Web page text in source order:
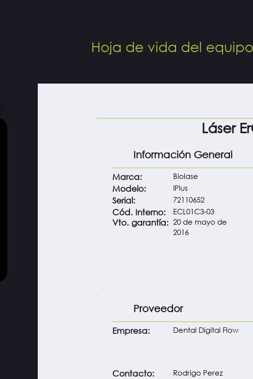
Hoja de vida del equipo
Láser
Información General
Marca: Biolase
Modelo: IPlus
Serial: 72110652
Vto. garantía: 20 de mayo de
2016
Cód. Interno: ECL01C3-03
Proveedor
Empresa: Dental Digital Flow
Contacto: Rodrigo Perez